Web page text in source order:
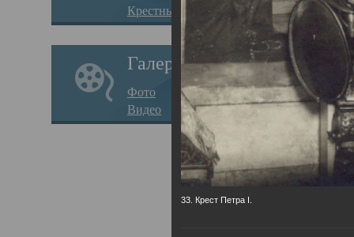
Крестные ходы
Галерея
Фото
Видео
33. Крест Петра I.